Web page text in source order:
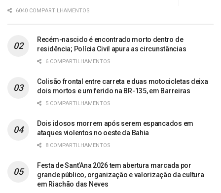
6040 COMPARTILHAMENTOS
Recém-nascido é encontrado morto dentro de
residência; Polícia Civil apura as circunstâncias
6 COMPARTILHAMENTOS
Colisão frontal entre carreta e duas motocicletas deixa
dois mortos e um ferido na BR-135, em Barreiras
5 COMPARTILHAMENTOS
Dois idosos morrem após serem espancados em
ataques violentos no oeste da Bahia
8 COMPARTILHAMENTOS
Festa de Sant’Ana 2026 tem abertura marcada por
grande público, organização e valorização da cultura
em Riachão das Neves